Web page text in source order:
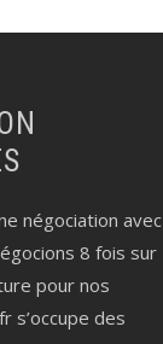
négociation avec
8 fois sur
pour nos
s’occupe des